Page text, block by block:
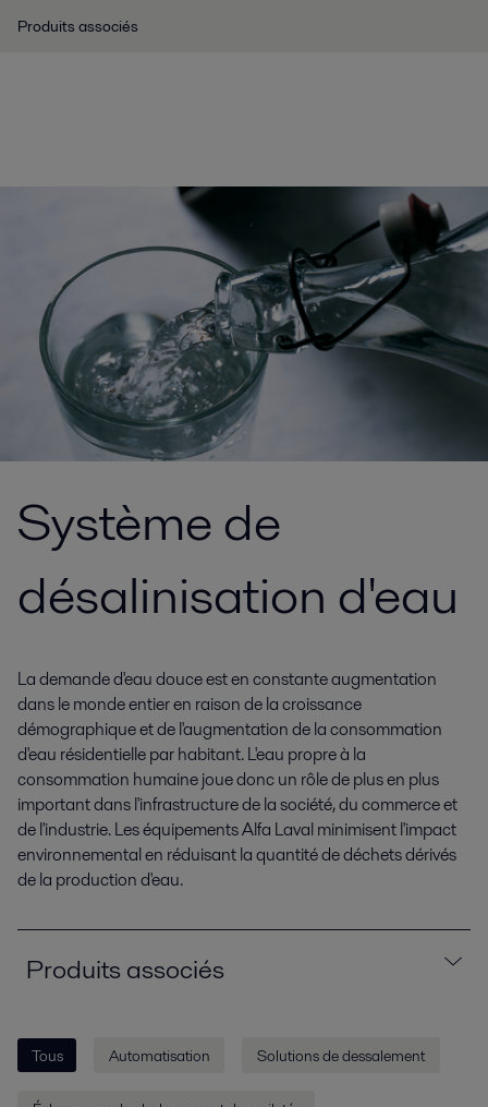
Produits associés
Système de
désalinisation d'eau
La demande d'eau douce est en constante augmentation
dans le monde entier en raison de la croissance
démographique et de l'augmentation de la consommation
d'eau résidentielle par habitant. L'eau propre à la
consommation humaine joue donc un rôle de plus en plus
important dans l'infrastructure de la société, du commerce et
de l'industrie. Les équipements Alfa Laval minimisent l'impact
environnemental en réduisant la quantité de déchets dérivés
de la production d'eau.
Produits associés
Tous Automatisation Solutions de dessalement